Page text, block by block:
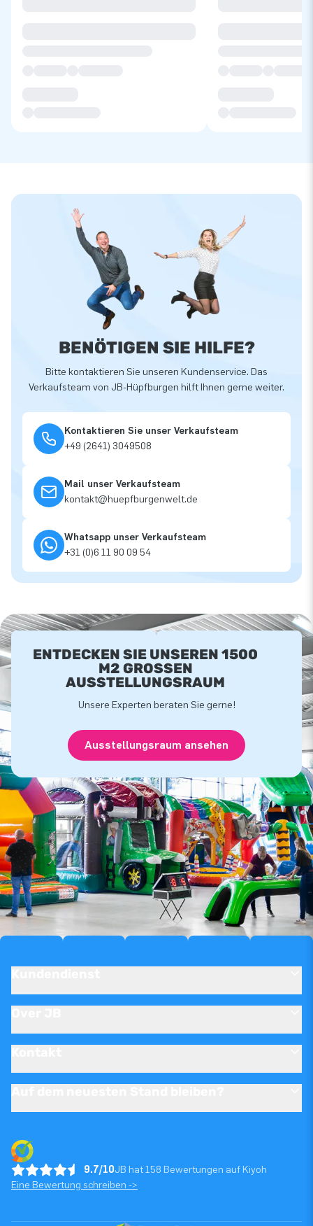
BENÖTIGEN SIE HILFE?
Bitte kontaktieren Sie unseren Kundenservice. Das
Verkaufsteam von JB-Hüpfburgen hilft Ihnen gerne weiter.
Kontaktieren Sie unser Verkaufsteam
+49 (2641) 3049508
Mail unser Verkaufsteam
kontakt@huepfburgenwelt.de
Whatsapp unser Verkaufsteam
+31 (0)6 11 90 09 54
ENTDECKEN SIE UNSEREN 1500
M2 GROSSEN A
USSTELLUNGSRAUM
Unsere Experten beraten Sie gerne!
Ausstellungsraum ansehen
9.7/10JB hat 158 Bewertungen auf Kiyoh
Eine Bewertung schreiben ->